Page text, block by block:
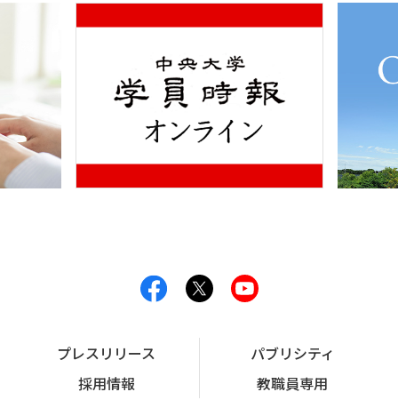
プレスリリース
パブリシティ
採用情報
教職員専用